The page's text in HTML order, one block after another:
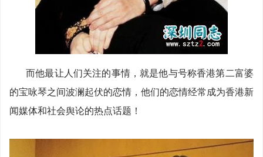
而他最让人们关注的事情，就是他与号称香港第二富婆
的宝咏琴之间波澜起伏的恋情，他们的恋情经常成为香港新
闻媒体和社会舆论的热点话题！